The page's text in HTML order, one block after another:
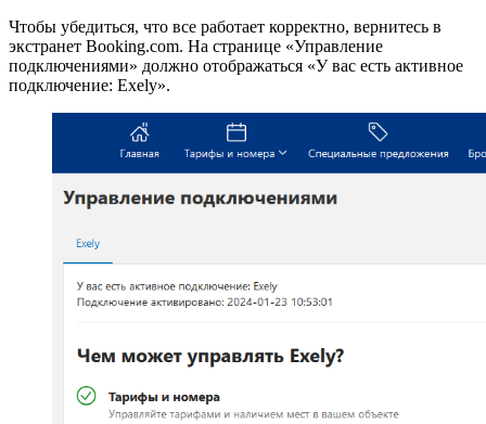
Чтобы убедиться, что все работает корректно, вернитесь в
экстранет Booking.com. На странице «Управление
подключениями» должно отображаться «У вас есть активное
подключение: Exely».